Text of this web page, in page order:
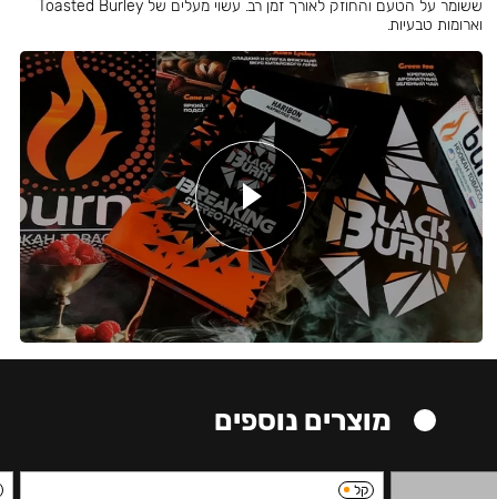
ששומר על הטעם והחוזק לאורך זמן רב. עשוי מעלים של Toasted Burley
וארומות טבעיות.
מוצרים נוספים
קל